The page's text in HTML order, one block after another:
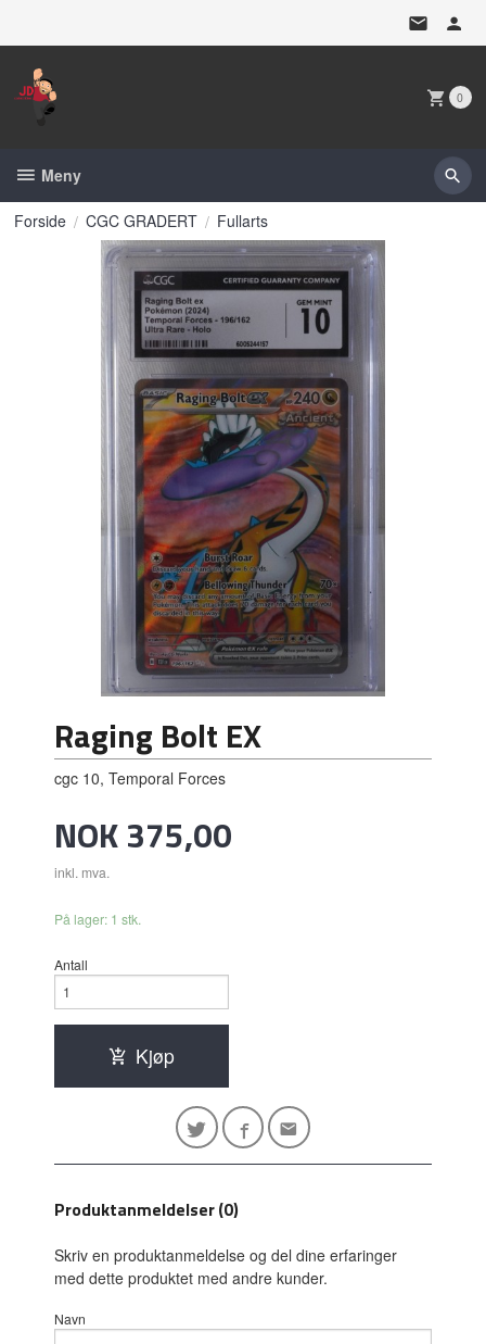
0
Meny
Forside CGC GRADERT Fullarts
Raging Bolt EX
cgc 10, Temporal Forces
Pris
NOK375,00
inkl. mva.
På lager: 1 stk.
Antall
Kjøp
Produktanmeldelser (0)
Skriv en produktanmeldelse og del dine erfaringer
med dette produktet med andre kunder.
Navn